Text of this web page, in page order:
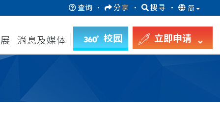
查询 · 分享 · 搜寻 · 简
消息及媒体 校园 立即申请